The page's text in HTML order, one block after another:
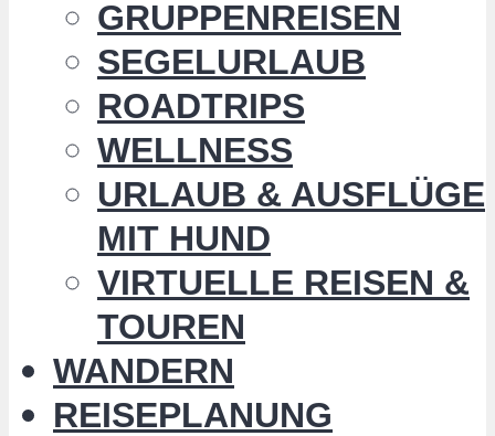
GRUPPENREISEN
SEGELURLAUB
ROADTRIPS
WELLNESS
URLAUB & AUSFLÜGE
MIT HUND
VIRTUELLE REISEN &
TOUREN
WANDERN
REISEPLANUNG